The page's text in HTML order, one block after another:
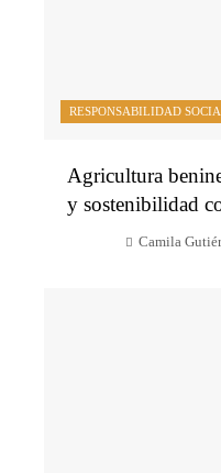
RESPONSABILIDAD
Agricultura
y sostenibilidad
Camila